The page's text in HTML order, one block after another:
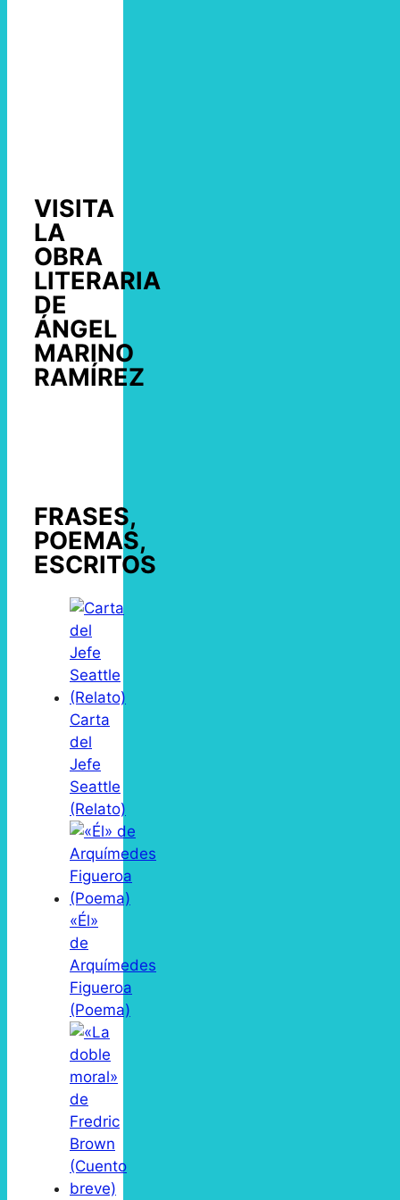
VISITA
LA
OBRA
LITERARIA
DE
ÁNGEL
MARINO
RAMÍREZ
FRASES,
POEMAS,
ESCRITOS
Carta
del
Jefe
Seattle
(Relato)
«Él»
de
Arquímedes
Figueroa
(Poema)